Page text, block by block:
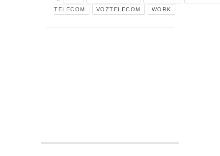
TELECOM
VOZTELECOM WORK